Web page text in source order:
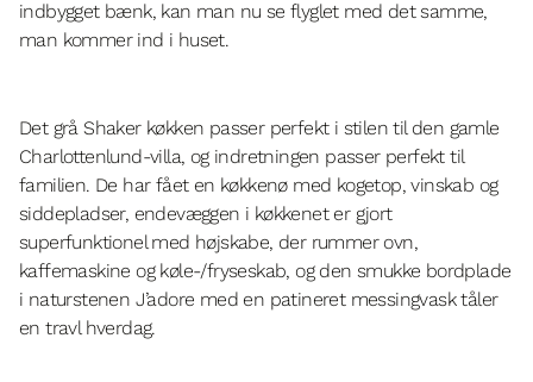
indbygget bænk, kan man nu se flyglet med det samme,
man kommer ind i huset.
Det grå Shaker køkken passer perfekt i stilen til den gamle
Charlottenlund-villa, og indretningen passer perfekt til
familien. De har fået en køkkenø med kogetop, vinskab og
siddepladser, endevæggen i køkkenet er gjort
superfunktionel med højskabe, der rummer ovn,
kaffemaskine og køle-/fryseskab, og den smukke bordplade
i naturstenen J’adore med en patineret messingvask tåler
en travl hverdag.